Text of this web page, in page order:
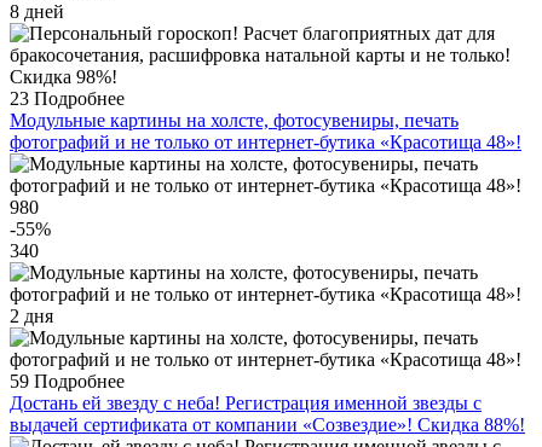
8 дней
23 Подробнее
Модульные картины на холсте, фотосувениры, печать
фотографий и не только от интернет-бутика «Красотища 48»!
980
-55%
340
2 дня
59 Подробнее
Достань ей звезду с неба! Регистрация именной звезды с
выдачей сертификата от компании «Созвездие»! Скидка 88%!